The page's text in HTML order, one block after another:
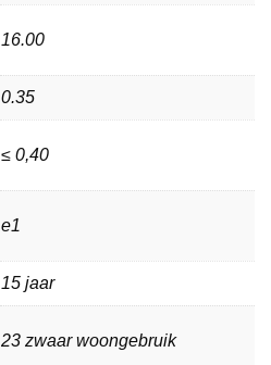
16.00
0.35
≤ 0,40
e1
15 jaar
23 zwaar woongebruik